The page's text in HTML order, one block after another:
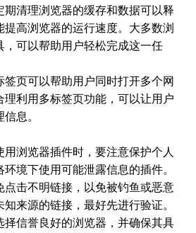
期清理浏览器的缓存和数据可以释
高浏览器的运行速度。大多数浏
，可以帮助用户轻松完成这一任
签页可以帮助用户同时打开多个网
理利用多标签页功能，可以让用户
息。
用浏览器插件时，要注意保护个人
境下使用可能泄露信息的插件。
点击不明链接，以免被钓鱼或恶意
来源的链接，最好先进行验证。
择信誉良好的浏览器，并确保其具